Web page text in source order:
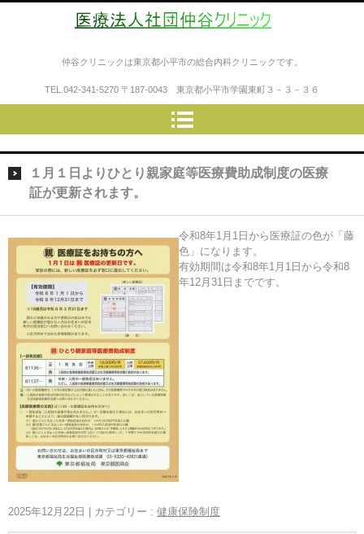
医療法人社団仲谷クリニック
仲谷クリニックは東京都小平市の総合内科クリニックです。
TEL. 042-341-5270 〒187-0043 東京都小平市学園東町３－３－３６
１月１日よりひとり親家庭等医療費助成制度の医療
証が更新されます。
令和8年1月1日から医療証の色が「藤
色」になります。
有効期間は令和8年1月1日から令和8
年12月31日までです。
2025年12月22日 カテゴリー : 健康保険制度